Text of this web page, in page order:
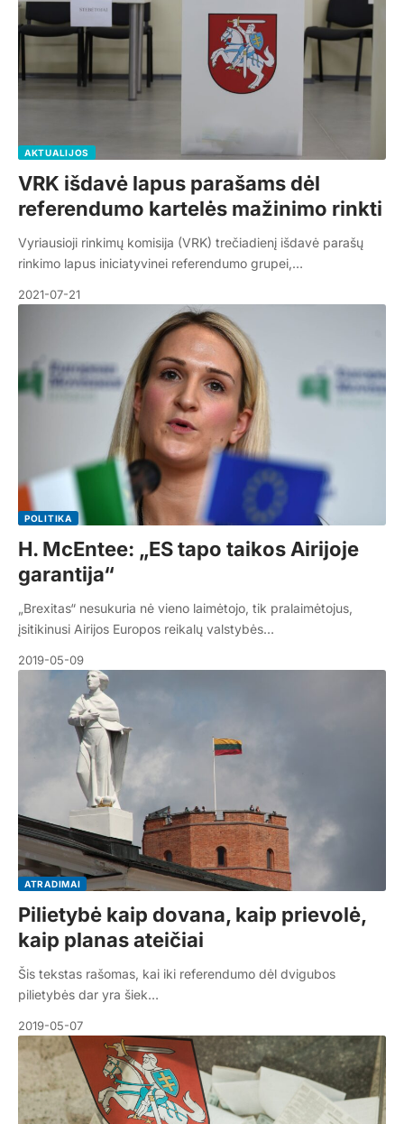
AKTUALIJOS
VRK išdavė lapus parašams dėl
referendumo kartelės mažinimo rinkti
Vyriausioji rinkimų komisija (VRK) trečiadienį išdavė parašų
rinkimo lapus iniciatyvinei referendumo grupei,…
2021-07-21
POLITIKA
H. McEntee: „ES tapo taikos Airijoje
garantija“
„Brexitas“ nesukuria nė vieno laimėtojo, tik pralaimėtojus,
įsitikinusi Airijos Europos reikalų valstybės…
2019-05-09
ATRADIMAI
Pilietybė kaip dovana, kaip prievolė,
kaip planas ateičiai
Šis tekstas rašomas, kai iki referendumo dėl dvigubos
pilietybės dar yra šiek…
2019-05-07